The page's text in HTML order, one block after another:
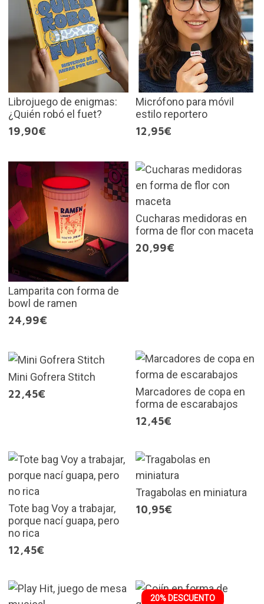
Librojuego de enigmas:
¿Quién robó el fuet?
19,90€
Micrófono para móvil
estilo reportero
12,95€
Lamparita con forma de
bowl de ramen
24,99€
Cucharas medidoras en
forma de flor con maceta
20,99€
Mini Gofrera Stitch
22,45€
Marcadores de copa en
forma de escarabajos
12,45€
Tote bag Voy a trabajar,
porque nací guapa, pero
no rica
12,45€
Tragabolas en miniatura
10,95€
20% DESCUENTO